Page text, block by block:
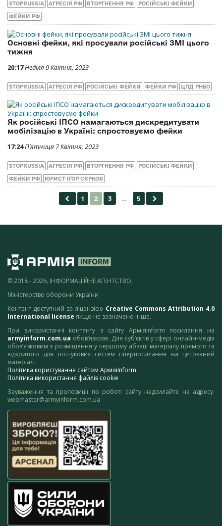
STOPRUSSIA АГРЕСІЯ РФ ВТОРГНЕННЯ РФ РОСІЙСЬКІ ФЕЙКИ
ФЕЙКИ РФ
Основні фейки, які просували російські ЗМІ цього
тижня
20:17Неділя 9 Квітня, 2023
STOPRUSSIA АГРЕСІЯ РФ РОСІЙСЬКІ ФЕЙКИ ФЕЙКИ РФ ЦПД РНБО
Як російські ІПСО намагаються дискредитувати
мобілізацію в Україні: спростовуємо фейки
17:24П’ятниця 7 Квітня, 2023
STOPRUSSIA АГРЕСІЯ РФ ВТОРГНЕННЯ РФ РОСІЙСЬКІ ФЕЙКИ
ФЕЙКИ РФ ЮРИСТ ІГОР СЄРКОВ
© 2018 - 2026, ІНФОРМАЦІЙНЕ АГЕНТСТВО,
Міністерство оборони України
Контент доступний за ліцензією Creative Commons Attribution 4.0
International license якщо не зазначено інше.
При використанні контенту з сайту АрміяInform посилання на
armyinform.com.ua обов’язкове. Для суб’єктів у сфері онлайн-медіа
обов’язковим є розміщення у першому абзаці матеріалу прямого та
відкритого для пошукових систем гіперпосилання на цитований
матеріал.
Політика користування сайтом АрміяInform
Політика використання файлів cookie
Зауваження та пропозиції по роботі сайту надсилайте на адресу:
webmaster@armyinform.com.ua